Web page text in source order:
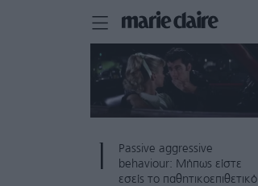
Passive aggressive
behaviour: Μήπως είστε
εσείς το παθητικοεπιθετικό